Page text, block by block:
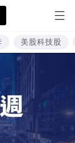
美股科技股